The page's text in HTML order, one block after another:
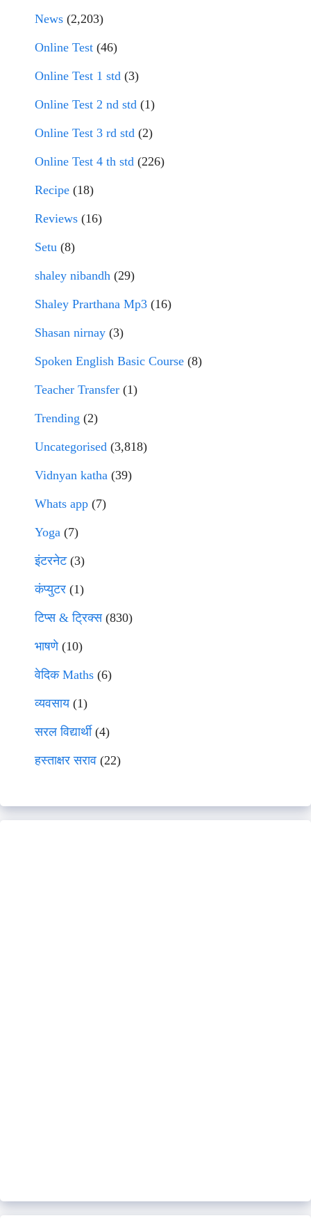
News (2,203)
Online Test (46)
Online Test 1 std (3)
Online Test 2 nd std (1)
Online Test 3 rd std (2)
Online Test 4 th std (226)
Recipe (18)
Reviews (16)
Setu (8)
shaley nibandh (29)
Shaley Prarthana Mp3 (16)
Shasan nirnay (3)
Spoken English Basic Course (8)
Teacher Transfer (1)
Trending (2)
Uncategorised (3,818)
Vidnyan katha (39)
Whats app (7)
Yoga (7)
इंटरनेट(3)
कंप्युटर (1)
टिप्स & ट्रिक्स(830)
भाषणे(10)
वेदिक Maths (6)
व्यवसाय(1)
सरल विद्यार्थी(4)
हस्ताक्षर सराव (22)